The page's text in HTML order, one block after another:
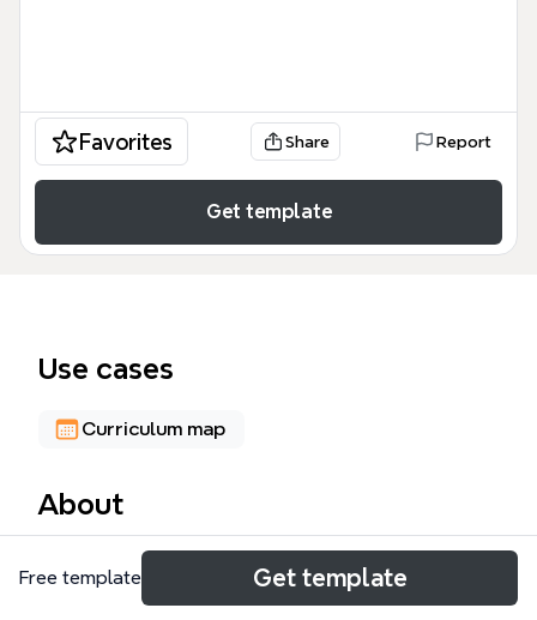
Favorites Share Report
Get template
Use cases
Curriculum map
About
Ce portail de ressources Web, conçu par Mme
Henry du Collège Anceau de Garlande (Roissy en
Free template Get template